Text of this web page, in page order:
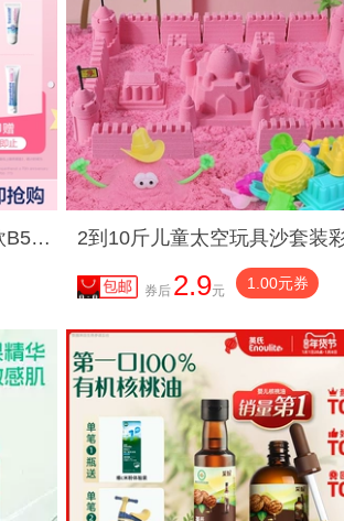
【官方旗舰正品】拜耳贝乐欣B5护臀膏婴儿防红屁屁霜bepanthen
券后 2.9元 1.00元券